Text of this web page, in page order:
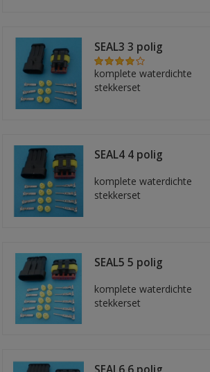
SEAL3 3 polig
komplete waterdichte
stekkerset
SEAL4 4 polig
komplete waterdichte
stekkerset
SEAL5 5 polig
komplete waterdichte
stekkerset